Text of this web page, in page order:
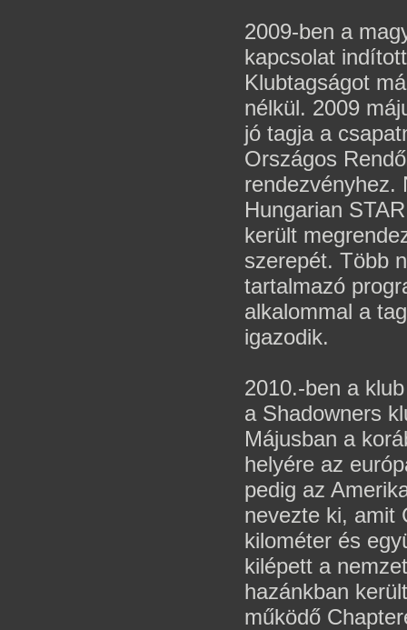
2009-ben a
kapcsolat
Klubtagságot
nélkül. 2009
jó tagja a
Országos
rendezvényhez.
Hungarian
került
szerepét. Több
tartalmazó
alkalommal a
igazodik.
2010.-ben a
a Shadowners
Májusban a
helyére az
pedig az
nevezte ki, amit
kilométer és
kilépett a
hazánkban
működő